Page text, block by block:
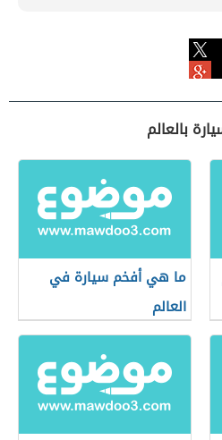
بالعالم
ما هي أفخم سيارة في
العالم